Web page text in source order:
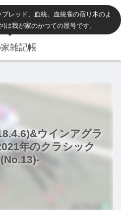
レッド、血統。血統雀の宿り木のよ
は我が家のかつての屋号です。
雑記帳
ウインアグラ
年のクラシック